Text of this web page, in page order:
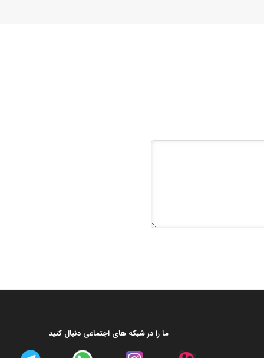
ما را در شبکه های اجتماعی دنبال کنید